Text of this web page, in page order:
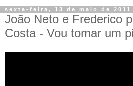
sexta-feira, 13 de maio de 2011
João Neto e Frederico
Costa - Vou tomar um